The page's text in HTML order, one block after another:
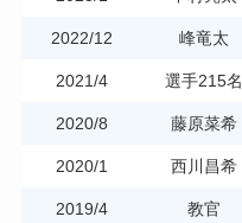
2022/12 峰竜太
2021/4 選手215名
2020/8 藤原菜希
2020/1 西川昌希
2019/4 教官